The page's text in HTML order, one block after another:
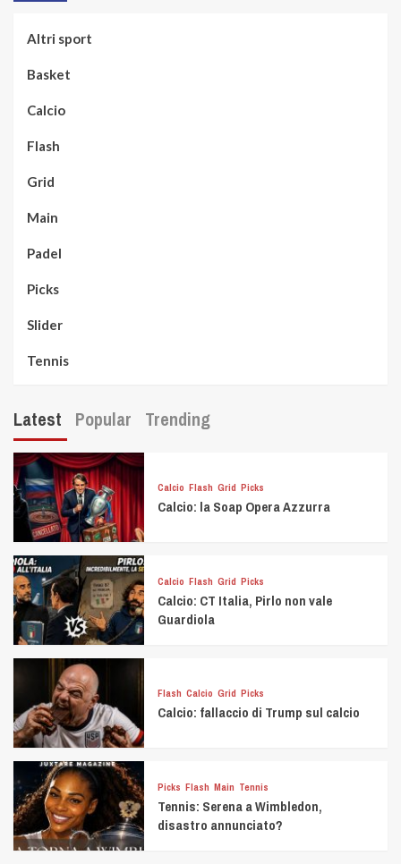
Altri sport
Basket
Calcio
Flash
Grid
Main
Padel
Picks
Slider
Tennis
Latest Popular Trending
Calcio Flash Grid Picks
Calcio: la Soap Opera Azzurra
Calcio Flash Grid Picks
Calcio: CT Italia, Pirlo non vale
Guardiola
Flash Calcio Grid Picks
Calcio: fallaccio di Trump sul calcio
Picks Flash Main Tennis
Tennis: Serena a Wimbledon,
disastro annunciato?